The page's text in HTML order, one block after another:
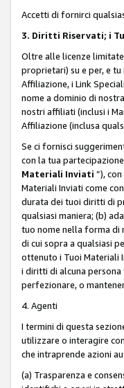
Accetti di fornirci
3. Diritti Riservati; i
Oltre alle licenze
proprietari) su e per, e
Affiliazione, i Link
nome a dominio di
nostri affiliati (inclusi i
Affiliazione (inclusa
Se ci fornisci
con la tua
Materiali Inviati ”),
Materiali Inviati come
durata dei tuoi diritti di
qualsiasi maniera; (b)
tuo nome nella forma di
di cui sopra a qualsiasi
ottenuto i Tuoi Materiali
i diritti di alcuna
perfezionare, o
4. Agenti
I termini di questa
utilizzare o interagire
che intraprende azioni
(a) Trasparenza e